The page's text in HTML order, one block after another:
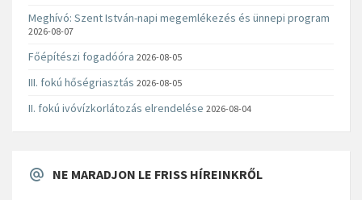
Meghívó: Szent István-napi megemlékezés és ünnepi program
2026-08-07
Főépítészi fogadóóra 2026-08-05
III. fokú hőségriasztás 2026-08-05
II. fokú ivóvízkorlátozás elrendelése 2026-08-04
NE MARADJON LE FRISS HÍREINKRŐL